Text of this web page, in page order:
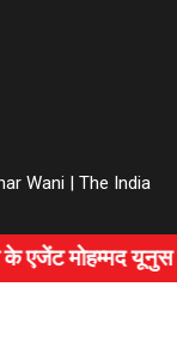
Wani | The India
छीन लो नोबल